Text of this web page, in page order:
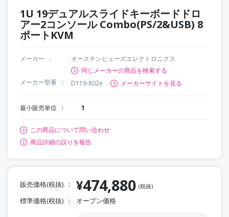
1U 19デュアルスライドキーボードドロ
アー2コンソール Combo(PS/2&USB) 8
ポートKVM
メーカー
オースチンヒューズエレクトロニクス
同じメーカーの商品を検索する
メーカー型番
D119-802e メーカーサイトを見る
最小販売単位 1
この商品について問い合わせ
商品詳細の誤りを報告
販売価格(税抜) ¥474,880 (税抜)
標準価格(税抜) オープン価格